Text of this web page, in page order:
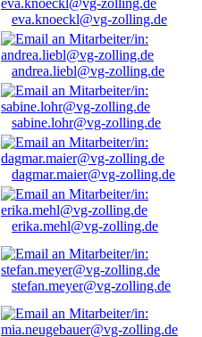
eva.knoeckl@vg-zolling.de
andrea.liebl@vg-zolling.de
sabine.lohr@vg-zolling.de
dagmar.maier@vg-zolling.de
erika.mehl@vg-zolling.de
stefan.meyer@vg-zolling.de